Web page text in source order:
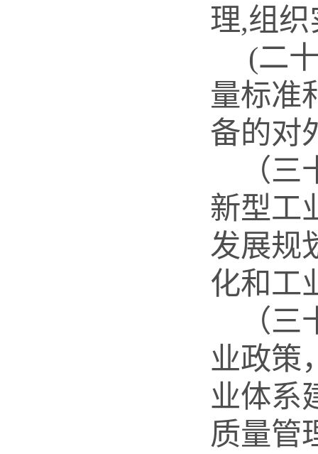
理,组
(二
量标准
备的对
（
新型工
发展规
化和工
（
业政策
业体系
质量管